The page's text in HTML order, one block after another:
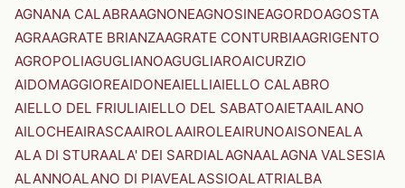
AGNANA CALABRAAGNONEAGNOSINEAGORDOAGOSTA
AGRAAGRATE BRIANZAAGRATE CONTURBIAAGRIGENTO
AGROPOLIAGUGLIANOAGUGLIAROAICURZIO
AIDOMAGGIOREAIDONEAIELLIAIELLO CALABRO
AIELLO DEL FRIULIAIELLO DEL SABATOAIETAAILANO
AILOCHEAIRASCAAIROLAAIROLEAIRUNOAISONEALA
ALA DI STURAALA' DEI SARDIALAGNAALAGNA VALSESIA
ALANNOALANO DI PIAVEALASSIOALATRIALBA